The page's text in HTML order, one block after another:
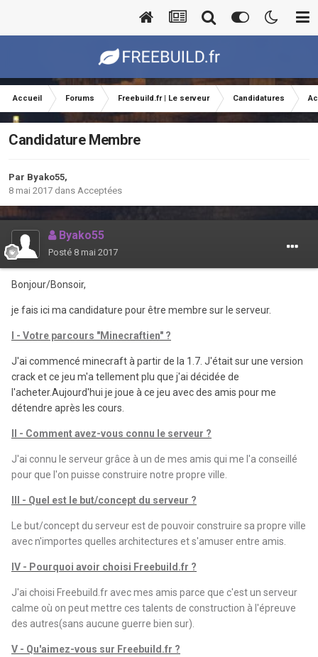
Accueil Forums Freebuild.fr | Le serveur Candidatures
Candidature Membre
Par Byako55,
8 mai 2017 dans Acceptées
Byako55
Posté 8 mai 2017
Bonjour/Bonsoir,
je fais ici ma candidature pour être membre sur le serveur.
I - Votre parcours "Minecraftien" ?
J'ai commencé minecraft à partir de la 1.7. J'était sur une version
crack et ce jeu m'a tellement plu que j'ai décidée de
l'acheter.Aujourd'hui je joue à ce jeu avec des amis pour me
détendre après les cours.
II - Comment avez-vous connu le serveur ?
J'ai connu le serveur grâce à un de mes amis qui me l'a conseillé
pour que l'on puisse construire notre propre ville.
III - Quel est le but/concept du serveur ?
Le but/concept du serveur est de pouvoir construire sa propre ville
avec n'importes quelles architectures et s'amuser entre amis.
IV - Pourquoi avoir choisi Freebuild.fr ?
J'ai choisi Freebuild.fr avec mes amis parce que c'est un serveur
calme où on peut mettre ces talents de construction à l'épreuve
des autres(sans aucune guerre bien sur).
V - Qu'aimez-vous sur Freebuild.fr ?